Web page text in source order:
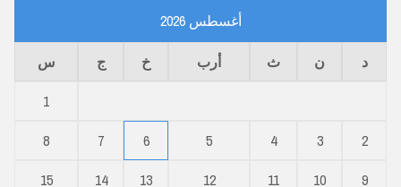
أغسطس 2026
د ن ث أرب خ ج
س
1
2
3
4
5
6
7
8
9
10
11
12
13
14
15